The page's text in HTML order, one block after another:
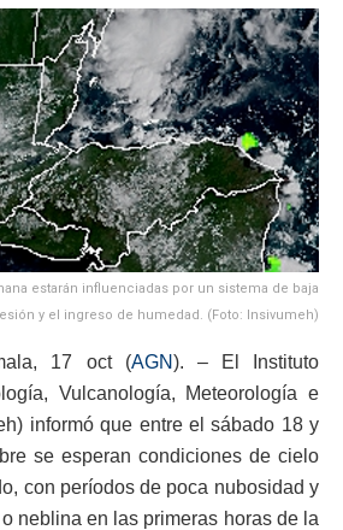
estarán influenciadas por un sistema de baja
y el ingreso de humedad. (Foto: Insivumeh)
17 oct (AGN). – El Instituto
Vulcanología, Meteorología e
informó que entre el sábado 18 y
se esperan condiciones de cielo
con períodos de poca nubosidad y
neblina en las primeras horas de la